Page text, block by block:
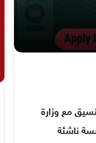
مع وزارة
ناشئة